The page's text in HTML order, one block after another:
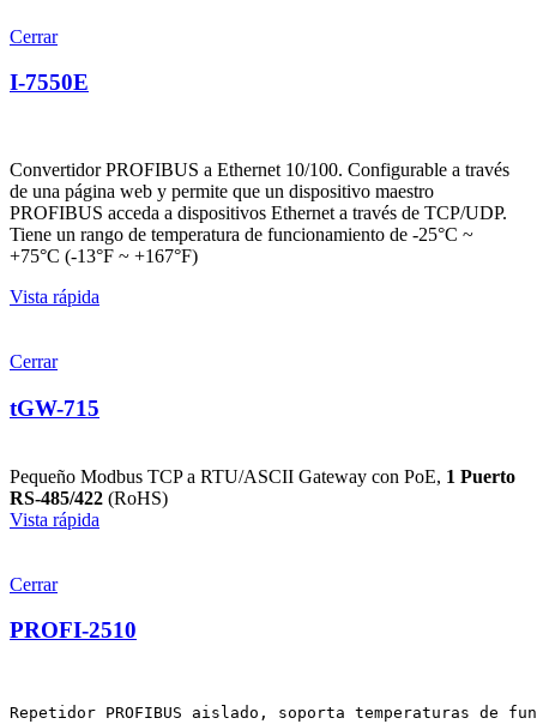
Cerrar
I-7550E
Convertidor PROFIBUS a Ethernet 10/100. Configurable a través
de una página web y permite que un dispositivo maestro
PROFIBUS acceda a dispositivos Ethernet a través de TCP/UDP.
Tiene un rango de temperatura de funcionamiento de -25°C ~
+75°C (-13°F ~ +167°F)
Vista rápida
Cerrar
tGW-715
Pequeño Modbus TCP a RTU/ASCII Gateway con PoE, 1 Puerto
RS-485/422 (RoHS)
Vista rápida
Cerrar
PROFI-2510
Repetidor PROFIBUS aislado, soporta temperaturas de